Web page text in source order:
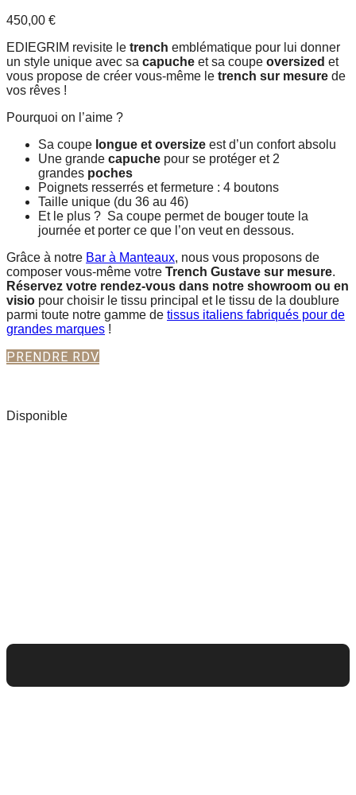
450,00 €
EDIEGRIM revisite le trench emblématique pour lui donner
un style unique avec sa capuche et sa coupe oversized et
vous propose de créer vous-même le trench sur mesure de
vos rêves !
Pourquoi on l’aime ?
Sa coupe longue et oversize est d’un confort absolu
Une grande capuche pour se protéger et 2
grandes poches
Poignets resserrés et fermeture : 4 boutons
Taille unique (du 36 au 46)
Et le plus ? Sa coupe permet de bouger toute la
journée et porter ce que l’on veut en dessous.
Grâce à notre Bar à Manteaux, nous vous proposons de
composer vous-même votre Trench Gustave sur mesure.
Réservez votre rendez-vous dans notre showroom ou en
visio pour choisir le tissu principal et le tissu de la doublure
parmi toute notre gamme de tissus italiens fabriqués pour de
grandes marques !
PRENDRE RDV
Disponible